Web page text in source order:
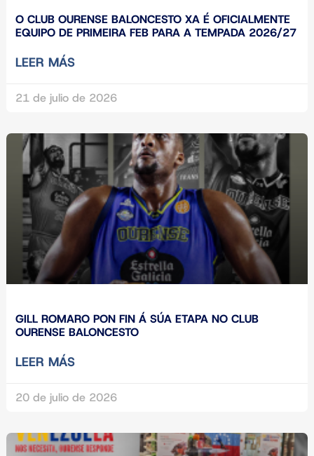
O CLUB OURENSE BALONCESTO XA É OFICIALMENTE
EQUIPO DE PRIMEIRA FEB PARA A TEMPADA 2026/27
LEER MÁS
21 de julio de 2026
GILL ROMARO PON FIN Á SÚA ETAPA NO CLUB
OURENSE BALONCESTO
LEER MÁS
20 de julio de 2026